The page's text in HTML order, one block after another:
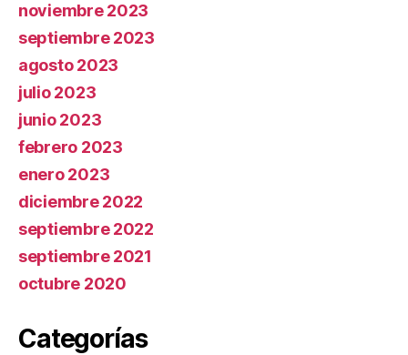
noviembre 2023
septiembre 2023
agosto 2023
julio 2023
junio 2023
febrero 2023
enero 2023
diciembre 2022
septiembre 2022
septiembre 2021
octubre 2020
Categorías